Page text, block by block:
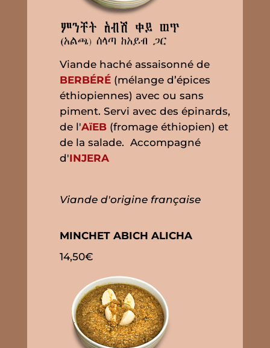
Viande haché assaisonné de
BERBÉRÉ(mélange d’épices
éthiopiennes) avec ou sans
piment. Servi avec des épinards,
de l'AïEB(fromage éthiopien) et
de la salade. Accompagné
d'INJERA
Viande d'origine française
MINCHET ABICH ALICHA
14,50€